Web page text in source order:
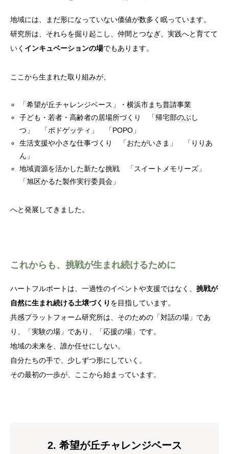
地域には、まだ形になっていない価値が数多く眠っています。
研究所は、それらを掘り起こし、仲間とつなぎ、実践へと育てて
いく インキュベーションの場でもあります。
ここから生まれた取り組みが、
「希望が丘チャレンジベース」・横浜市まち普請事業
子ども・若者・高齢者の居場所づくり 「帰宅部のぶし
つ」 「ボドゲッティ」 「POPO」
生活支援や小さな仕事づくり 「おたがいさま」 「りりあ
ん」
地域資源を活かした新たな挑戦 「スイートメモリーズ」
「旭区かるた製作実行委員会」
へと発展してきました。
これからも、挑戦が生まれ続けるために
ハートフルポートは、一過性のイベントや支援ではなく、 挑戦が
自然に生まれ続ける土壌づくり を目指しています。
共感プラットフォーム研究所は、そのための「対話の場」であ
り、「実験の場」であり、「応援の場」です。
地域の未来を、誰か任せにしない。
自分たちの手で、少しずつ形にしていく。
その最初の一歩が、ここから始まっています。
2. 希望が丘チャレンジベース